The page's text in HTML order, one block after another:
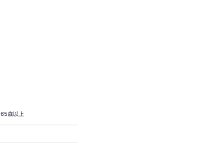
65歳以上